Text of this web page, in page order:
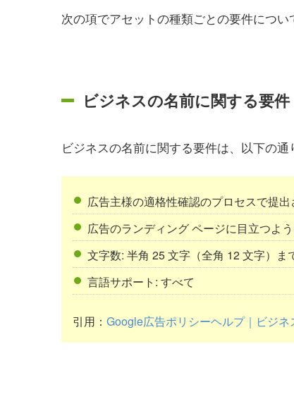
次の項でアセットの種類ごとの要件につい
ビジネスの名前に関する要件
ビジネスの名前に関する要件は、以下の通
広告主様の適格性確認のプロセスで提
広告のランディング ページに目立つよ
文字数: 半角 25 文字（全角 12 文字）ま
言語サポート: すべて
引用： Google広告ポリシーヘルプ｜ビジネ